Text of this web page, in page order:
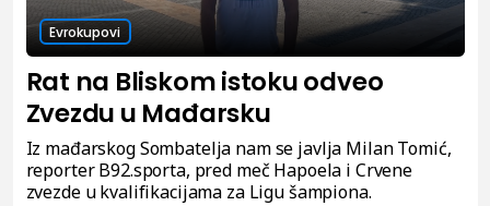
Evrokupovi
Rat na Bliskom istoku odveo
Zvezdu u Mađarsku
Iz mađarskog Sombatelja nam se javlja Milan Tomić,
reporter B92.sporta, pred meč Hapoela i Crvene
zvezde u kvalifikacijama za Ligu šampiona.